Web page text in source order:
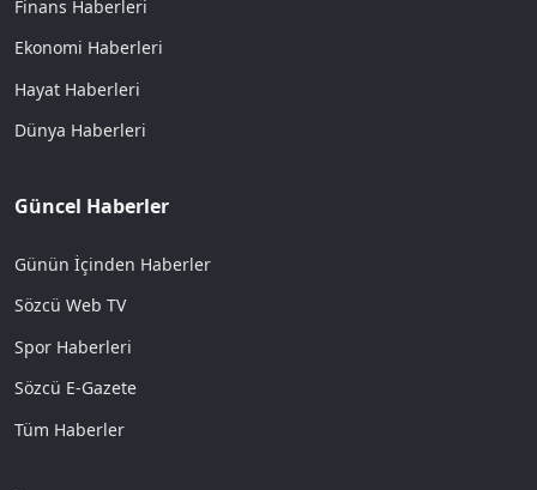
Finans Haberleri
Ekonomi Haberleri
Hayat Haberleri
Dünya Haberleri
Güncel Haberler
Günün İçinden Haberler
Sözcü Web TV
Spor Haberleri
Sözcü E-Gazete
Tüm Haberler